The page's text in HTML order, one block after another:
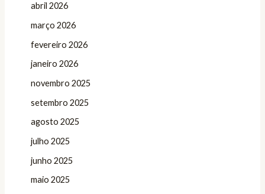
abril 2026
março 2026
fevereiro 2026
janeiro 2026
novembro 2025
setembro 2025
agosto 2025
julho 2025
junho 2025
maio 2025